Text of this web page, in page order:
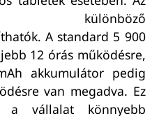
különböző
A standard 5 900
12 órás működésre,
akkumulátor pedig
van megadva. Ez
a vállalat könnyebb